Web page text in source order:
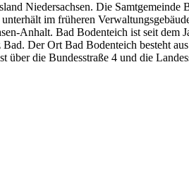
Niedersachsen. Die
im früheren
Anhalt. Bad Bodenteich ist seit dem
Der Ort Bad Bodenteich besteht
die Bundesstraße 4 und die